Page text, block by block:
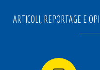
ARTICOLI, REPORTAGE E